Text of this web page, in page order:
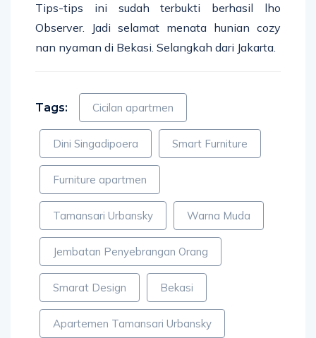
Tips-tips ini sudah terbukti berhasil lho
Observer. Jadi selamat menata hunian cozy
nan nyaman di Bekasi. Selangkah dari Jakarta.
Tags: Cicilan apartmen
Dini Singadipoera Smart Furniture
Furniture apartmen
Tamansari Urbansky Warna Muda
Jembatan Penyebrangan Orang
Smarat Design Bekasi
Apartemen Tamansari Urbansky